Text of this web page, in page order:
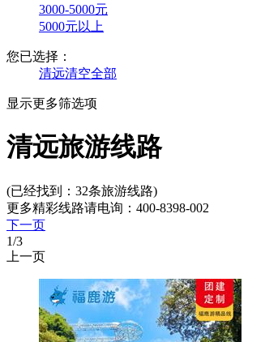
3000-5000元
5000元以上
您已选择：
清远清空全部
显示更多筛选项
清远旅游线路
(已经找到： 32条旅游线路)
更多精彩线路请电询： 400-8398-002
下一页
1/3
上一页